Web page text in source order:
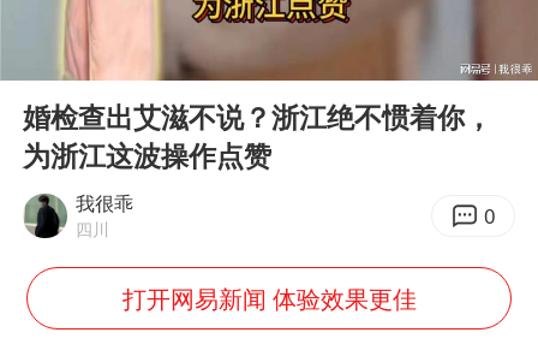
上海全力守护市民“菜篮子”
白海豚北上或致京津冀暴雨
上门女婿出轨女邻居多年被判重婚罪
香港刷新1884年以来最高气温纪录
新疆一婚礼线上邀请引热议
Play
00:00
婚检查出艾滋不说？浙江绝不惯着你，
为浙江这波操作点赞
我很乖
四川 0
打开网易新闻 体验效果更佳